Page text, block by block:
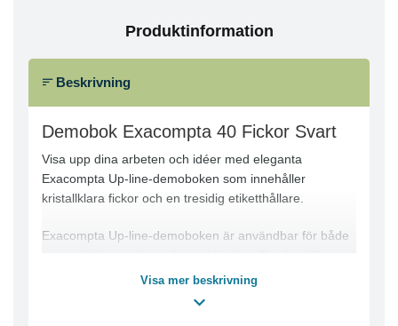
Produktinformation
Beskrivning
Demobok Exacompta 40 Fickor Svart
Visa upp dina arbeten och idéer med eleganta
Exacompta Up-line-demoboken som innehåller
kristallklara fickor och en tresidig etiketthållare.
Exacompta Up-line-demoboken är användbar för både
kristallklara fickor i A4-format för enkel visning. Dess
Visa mer beskrivning